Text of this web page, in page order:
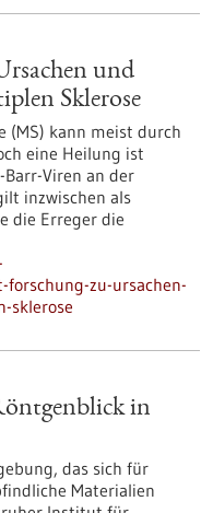
und
Sklerose
(MS) kann meist durch
eine Heilung ist
Viren an der
inzwischen als
die Erreger die
zu-ursachen-
sklerose
in
das sich für
Materialien